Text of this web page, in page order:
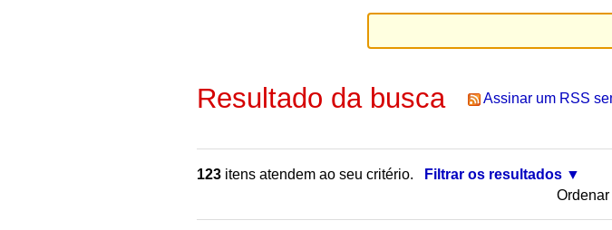
Resultado da busca Assinar um RSS
123 itens atendem ao seu critério.
Filtrar os resultados
Ordenar